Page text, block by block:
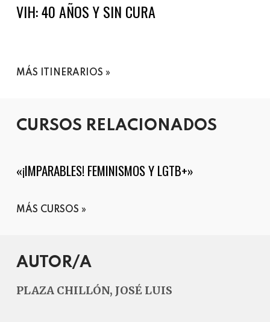
VIH: 40 AÑOS Y SIN CURA
MÁS ITINERARIOS
CURSOS RELACIONADOS
«¡IMPARABLES! FEMINISMOS Y LGTB+»
MÁS CURSOS
AUTOR/A
PLAZA CHILLÓN, JOSÉ LUIS